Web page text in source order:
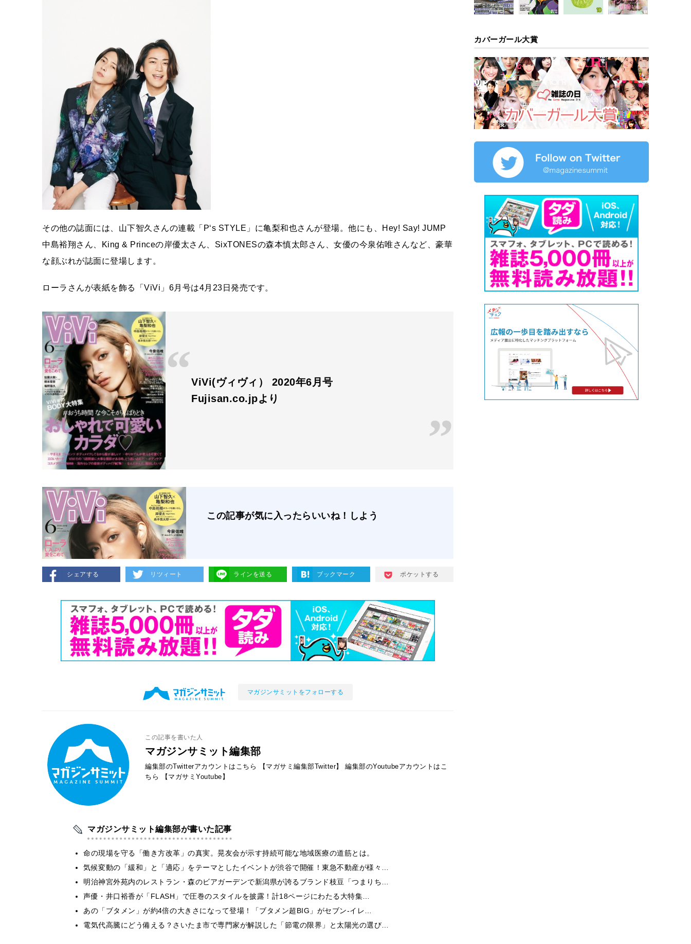
その他の誌面には、山下智久さんの連載「P‘s STYLE」に亀梨和也さんが登場。他にも、Hey! Say! JUMP
中島裕翔さん、King & Princeの岸優太さん、SixTONESの森本慎太郎さん、女優の今泉佑唯さんなど、豪華
な顔ぶれが誌面に登場します。
ローラさんが表紙を飾る「ViVi」6月号は4月23日発売です。
ViVi(ヴィヴィ） 2020年6月号
Fujisan.co.jpより
この記事が気に入ったらいいね！しよう
シェアする リツィート ラインを送る ブックマーク ポケットする
マガジンサミットをフォローする
この記事を書いた人
マガジンサミット編集部
編集部のTwitterアカウントはこちら 【マガサミ編集部Twitter】
編集部のYoutubeアカウントはこ
ちら
【マガサミYoutube】
マガジンサミット編集部が書いた記事
​命の現場を守る「働き方改革」の真実。晃友会が示す持続可能な地域医療の道筋とは。
気候変動の「緩和」と「適応」をテーマとしたイベントが渋谷で開催！東急不動産が様々…
明治神宮外苑内のレストラン・森のビアガーデンで新潟県が誇るブランド枝豆「つまりち…
声優・井口裕香が「FLASH」で圧巻のスタイルを披露！計18ページにわたる大特集…
あの「ブタメン」が約4倍の大きさになって登場！「ブタメン超BIG」がセブン‐イレ…
電気代高騰にどう備える？さいたま市で専門家が解説した「節電の限界」と太陽光の選び…
カバーガール大賞